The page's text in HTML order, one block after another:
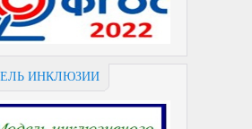
ИНКЛЮЗИИ